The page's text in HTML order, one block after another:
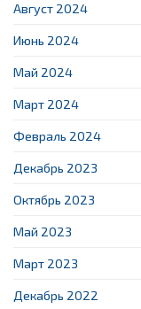
Август 2024
Июнь 2024
Май 2024
Март 2024
Февраль 2024
Декабрь 2023
Октябрь 2023
Май 2023
Март 2023
Декабрь 2022